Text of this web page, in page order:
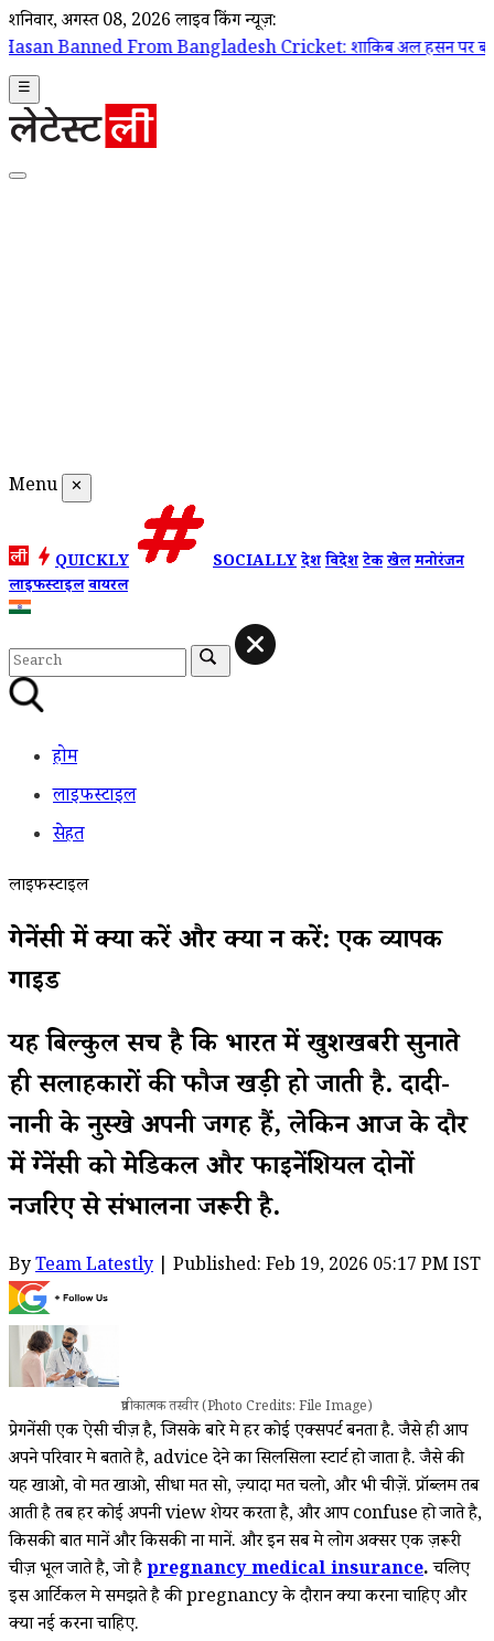
शनिवार, अगस्त 08, 2026 लाइव ब्रेकिंग न्यूज़:
From Bangladesh Cricket: शाकिब अल हसन पर बांग्लादेश क्रिकेट
☰
Menu ✕
QUICKLY SOCIALLYदेशविदेशटेकखेलमनोरंजन
लाइफस्टाइलवायरल
होम
लाइफस्टाइल
सेहत
लाइफस्टाइल
प्रेगनेंसी में क्या करें और क्या न करें: एक व्यापक
गाइड
यह बिल्कुल सच है कि भारत में खुशखबरी सुनाते
ही सलाहकारों की फौज खड़ी हो जाती है. दादी-
नानी के नुस्खे अपनी जगह हैं, लेकिन आज के दौर
में प्रेग्नेंसी को मेडिकल और फाइनेंशियल दोनों
नजरिए से संभालना जरूरी है.
ByTeam Latestly | Published: Feb 19, 2026 05:17 PM IST
प्रतीकात्मक तस्वीर (Photo Credits: File Image)
प्रेगनेंसी एक ऐसी चीज़ है, जिसके बारे मे हर कोई एक्सपर्ट बनता है. जैसे ही आप
अपने परिवार मे बताते है, advice देने का सिलसिला स्टार्ट हो जाता है. जैसे की
यह खाओ, वो मत खाओ, सीधा मत सो, ज़्यादा मत चलो, और भी चीज़ें. प्रॉब्लम तब
आती है तब हर कोई अपनी view शेयर करता है, और आप confuse हो जाते है,
किसकी बात मानें और किसकी ना मानें. और इन सब मे लोग अक्सर एक ज़रूरी
चीज़ भूल जाते है, जो हैpregnancy medical insurance.चलिए
इस आर्टिकल मे समझते है की pregnancy के दौरान क्या करना चाहिए और
क्या नई करना चाहिए.